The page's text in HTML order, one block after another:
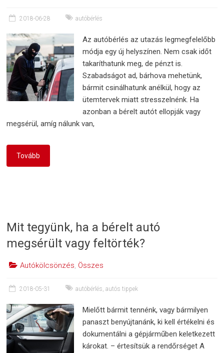
2018-06-28 autóbérlés
Az autóbérlés az utazás legmegfelelőbb
módja egy új helyszínen. Nem csak időt
takaríthatunk meg, de pénzt is.
Szabadságot ad, bárhova mehetünk,
bármit csinálhatunk anélkül, hogy az
ütemtervek miatt stresszelnénk. Ha
azonban a bérelt autót ellopják vagy
megsérül, amíg nálunk van,
Tovább
Mit tegyünk, ha a bérelt autó
megsérült vagy feltörték?
Autókölcsönzés, Összes
2018-05-31 autóbérlés,autós tippek
Mielőtt bármit tennénk, vagy bármilyen
panaszt benyújtanánk, ki kell értékelni és
dokumentálni a gépjárműben keletkezett
károkat. – értesítsük a rendőrséget A